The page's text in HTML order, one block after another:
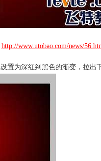
http://www.utobao.com/news/
为深红到黑色的渐变，拉出